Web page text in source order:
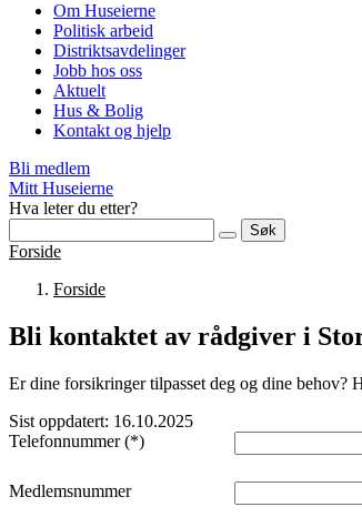
Om Huseierne
Politisk arbeid
Distriktsavdelinger
Jobb hos oss
Aktuelt
Hus & Bolig
Kontakt og hjelp
Bli medlem
Mitt Huseierne
Hva leter du etter?
Søk
Forside
Forside
Bli kontaktet av rådgiver i
Er dine forsikringer tilpasset deg og dine behov?
Sist oppdatert: 16.10.2025
Telefonnummer
Medlemsnummer